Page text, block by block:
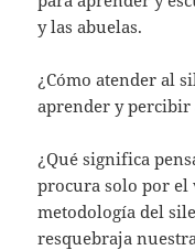
y las abuelas.
¿Cómo atender al
aprender y percibir
¿Qué significa
procura solo por el
metodología del
resquebraja